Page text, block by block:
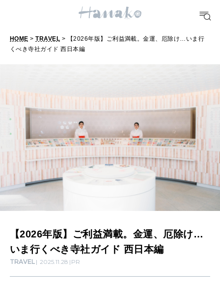
FORTUNE
算命学がわかる今月のあなた
LEARN
知る、考える
MAMA
SUSTAINABLE
【
0
6
年
版
】
ご
満
載
。
HOME >TRAVEL > 【2026年版】ご利益満載。金運、厄除け…いま行
くべき寺社ガイド 西日本編
【2026年版】ご利益満載。金運、厄除け…
いま行くべき寺社ガイド 西日本編
TRAVEL 2025.11.28 PR